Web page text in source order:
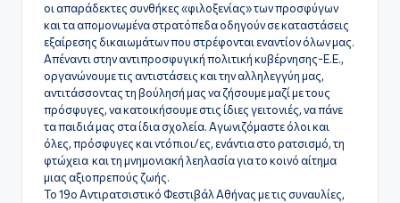
οι απαράδεκτες συνθήκες «φιλοξενίας» των προσφύγων
και τα απομονωμένα στρατόπεδα οδηγούν σε καταστάσεις
εξαίρεσης δικαιωμάτων που στρέφονται εναντίον όλων μας.
Απέναντι στην αντιπροσφυγική πολιτική κυβέρνησης-Ε.Ε.,
οργανώνουμε τις αντιστάσεις και την αλληλεγγύη μας,
αντιτάσσοντας τη βούλησή μας να ζήσουμε μαζί με τους
πρόσφυγες, να κατοικήσουμε στις ίδιες γειτονιές, να πάνε
τα παιδιά μας στα ίδια σχολεία. Αγωνιζόμαστε όλοι και
όλες, πρόσφυγες και ντόπιοι/ες, ενάντια στο ρατσισμό, τη
φτώχεια και τη μνημονιακή λεηλασία για το κοινό αίτημα
μιας αξιοπρεπούς ζωής.
Το 19ο Αντιρατσιστικό Φεστιβάλ Αθήνας με τις συναυλίες,